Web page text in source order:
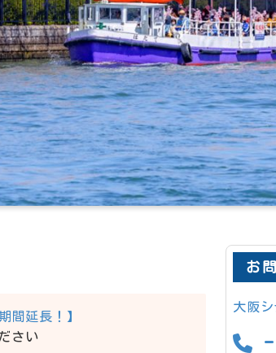
間延長！】
さい
お
大阪
-